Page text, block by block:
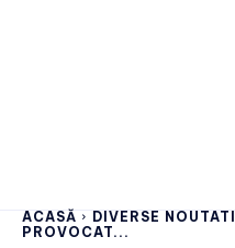
ACASĂ DIVERSE NOUTATI
PROVOCAT...